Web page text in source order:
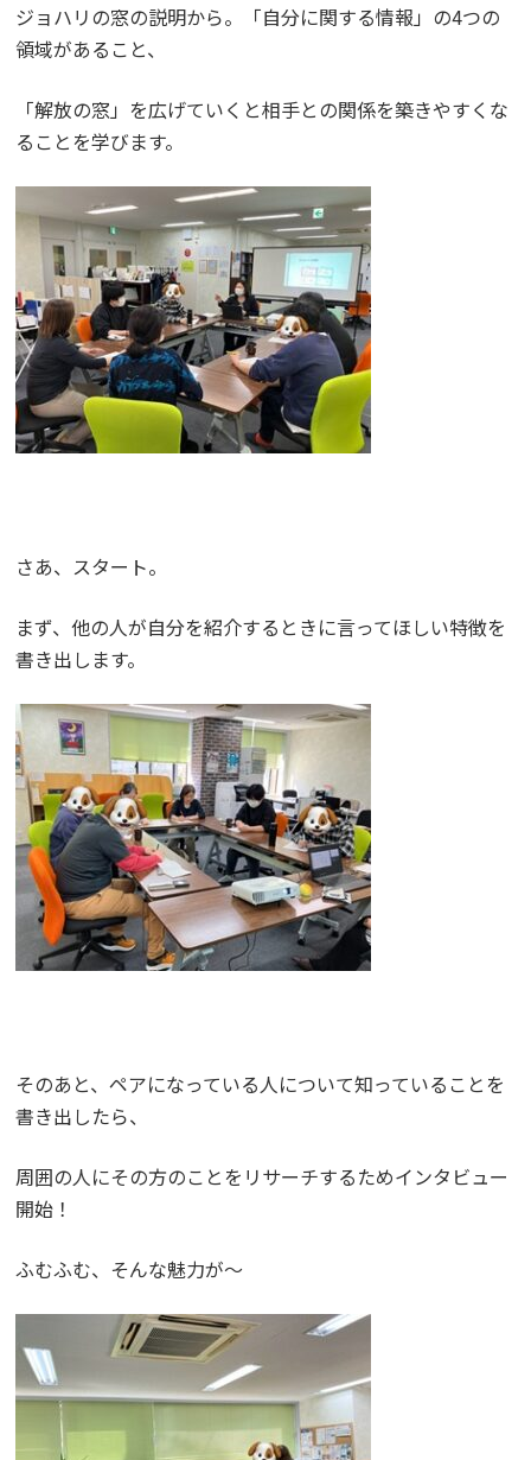
ジョハリの窓の説明から。「自分に関する情報」の4つの
領域があること、
「解放の窓」を広げていくと相手との関係を築きやすくな
ることを学びます。
さあ、スタート。
まず、他の人が自分を紹介するときに言ってほしい特徴を
書き出します。
そのあと、ペアになっている人について知っていることを
書き出したら、
周囲の人にその方のことをリサーチするためインタビュー
開始！
ふむふむ、そんな魅力が～